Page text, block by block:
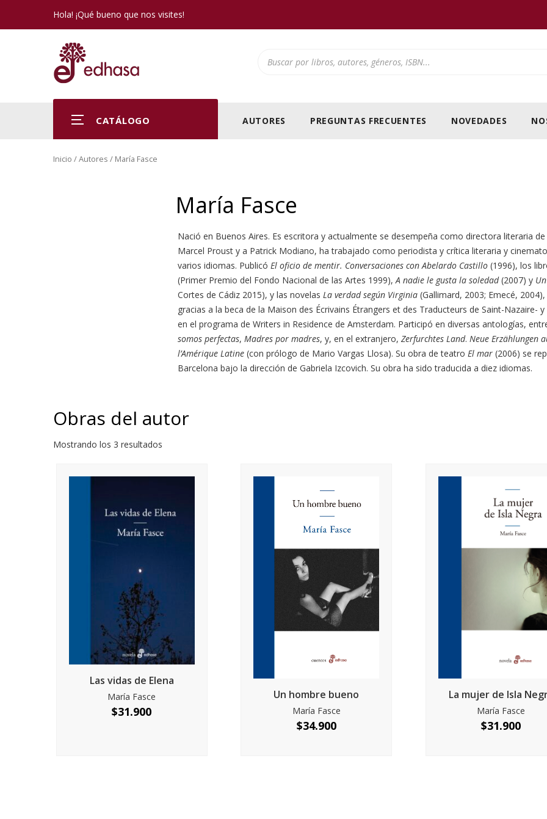
Hola! ¡Qué bueno que nos visites!
CATÁLOGO AUTORES PREGUNTAS FRECUENTES NOVEDADES
Inicio / Autores / María Fasce
María Fasce
Nació en Buenos Aires. Es escritora y actualmente se desempeña como directora literaria
Marcel Proust y a Patrick Modiano, ha trabajado como periodista y crítica literaria y
varios idiomas. Publicó El oficio de mentir. Conversaciones con Abelardo Castillo (1996), los
(Primer Premio del Fondo Nacional de las Artes 1999),A nadie le gusta la soledad(2007) y
Cortes de Cádiz 2015), y las novelas La verdad según Virginia (Gallimard, 2003; Emecé, 2004),
gracias a la beca de la Maison des Écrivains Étrangers et des Traducteurs de Saint-Nazaire- y
en el programa de Writers in Residence de Amsterdam. Participó en diversas antologías,
somos perfectas, Madres por madres, y, en el extranjero, Zerfurchtes Land. Neue Erzählungen
l’Amérique Latine (con prólogo de Mario Vargas Llosa). Su obra de teatro El mar (2006) se
Barcelona bajo la dirección de Gabriela Izcovich. Su obra ha sido traducida a diez idiomas.
Obras del autor
Mostrando los 3 resultados
Las vidas de Elena
María Fasce
$31.900
Un hombre bueno
María Fasce
$34.900
La mujer de Isla
María Fasce
$31.900